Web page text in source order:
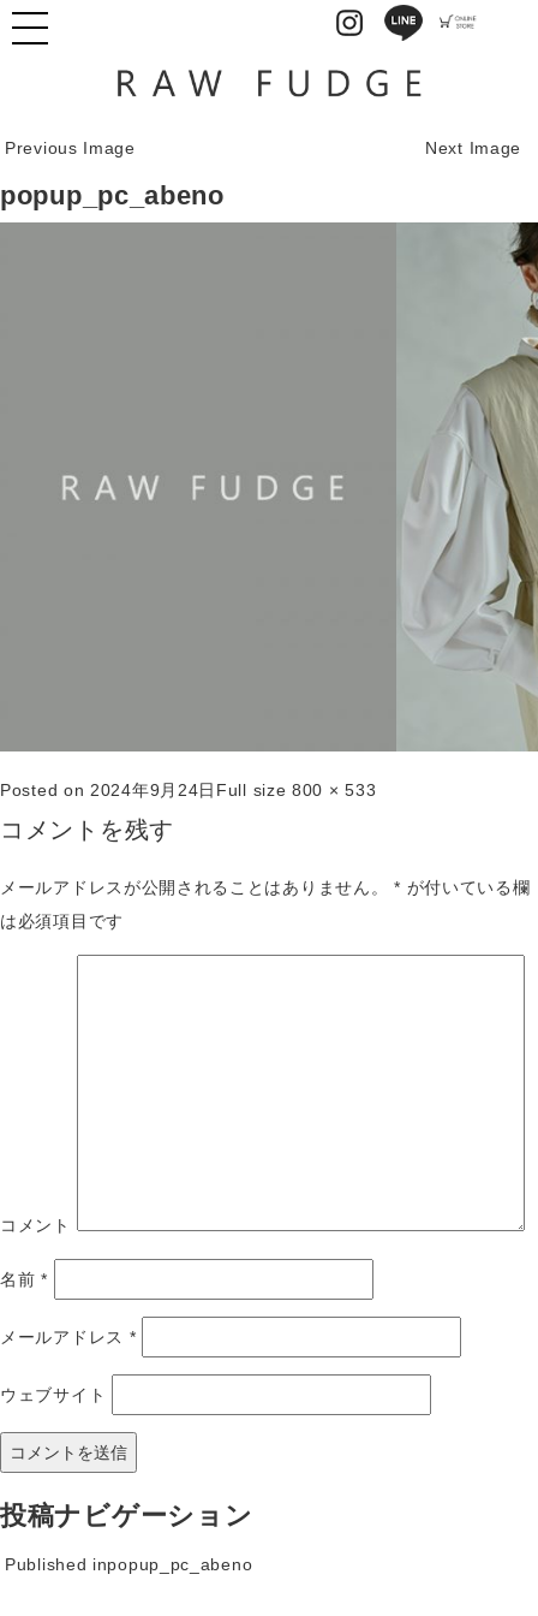
Previous Image Next Image
popup_pc_abeno
Posted on 2024年9月24日 Full size800 × 533
コメントを残す
メールアドレスが公開されることはありません。 * が付いている欄
は必須項目です
コメント
名前*
メールアドレス *
ウェブサイト
投稿ナビゲーション
Published inpopup_pc_abeno